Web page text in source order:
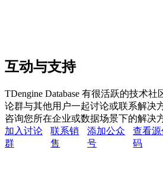
互动与支持
TDengine Database 有很活跃的技术
论群与其他用户一起讨论或联系解决
咨询您所在企业或数据场景下的解决
加入讨论
群
联系销
售
添加公众
号
查看源
码